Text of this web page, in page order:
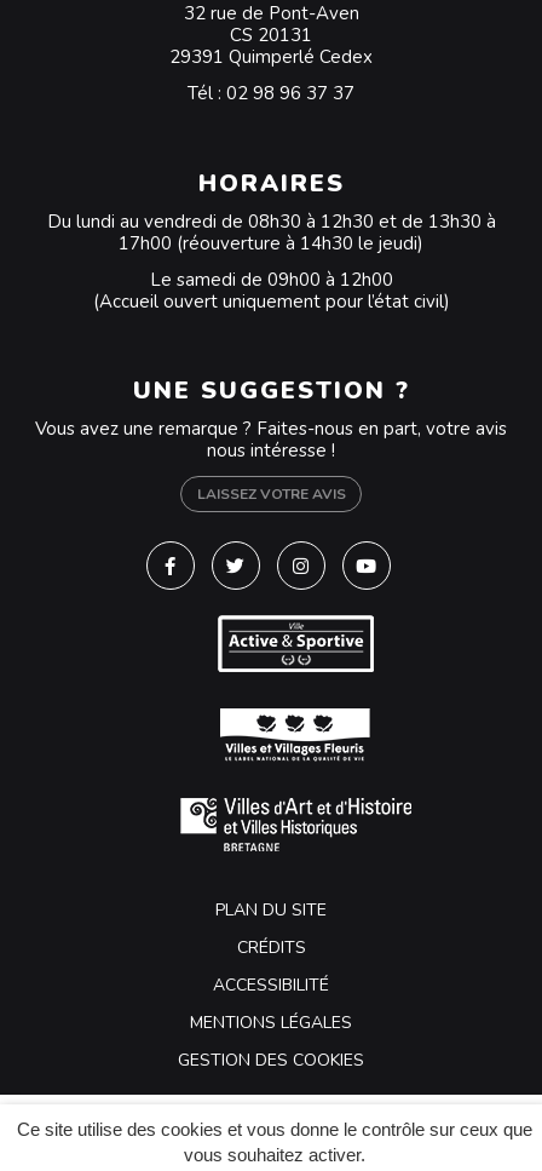
Ce site utilise des cookies et vous donne le contrôle sur ceux que
vous souhaitez activer.
32 rue de Pont-Aven
CS 20131
29391 Quimperlé Cedex
Tél : 02 98 96 37 37
HORAIRES
Du lundi au vendredi de 08h30 à 12h30 et de 13h30 à
17h00 (réouverture à 14h30 le jeudi)
Le samedi de 09h00 à 12h00
(Accueil ouvert uniquement pour l’état civil)
UNE SUGGESTION ?
Vous avez une remarque ? Faites-nous en part, votre avis
nous intéresse !
LAISSEZ VOTRE AVIS
Lien vers le compte Facebook
Lien vers le compte Twitter
Lien vers le compte
Lien vers la chaîne
PLAN DU SITE
CRÉDITS
ACCESSIBILITÉ
MENTIONS LÉGALES
GESTION DES COOKIES